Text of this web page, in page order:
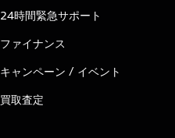
24時間緊急サポート
ファイナンス
キャンペーン / イベント
買取査定